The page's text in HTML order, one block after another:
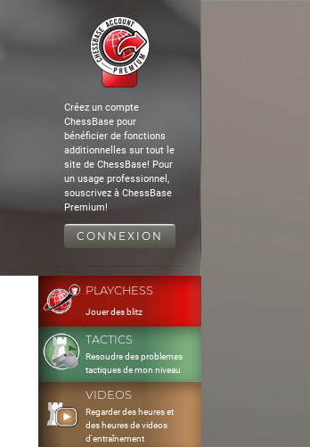
Créez un compte
ChessBase pour
bénéficier de fonctions
additionnelles sur tout le
site de ChessBase! Pour
un usage professionnel,
souscrivez à ChessBase
Premium!
CONNEXION
PLAYCHESS
Jouer des blitz
TACTICS
Resoudre des problemes
tactiques de mon niveau
VIDEOS
Regarder des heures et
des heures de videos
d'entraînement